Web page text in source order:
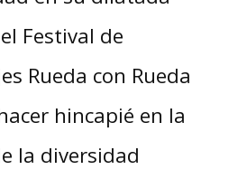
Festival de
Rueda con Rueda
hincapié en la
la diversidad